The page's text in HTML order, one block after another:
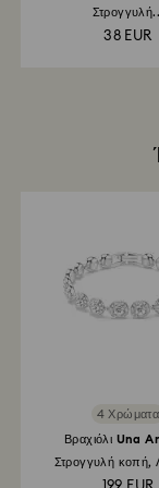
επιστροφής
μπορεί να
38 EUR
4 Χρώματα
Βραχιόλι Una
Στρογγυλή κοπή,